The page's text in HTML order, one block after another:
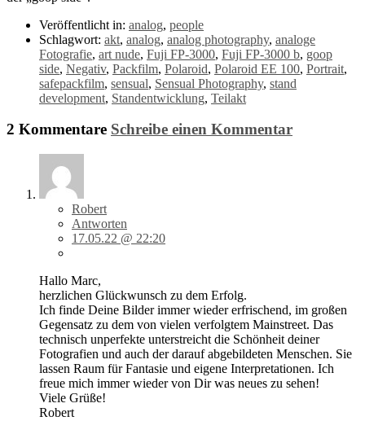
Veröffentlicht in: analog, people
Schlagwort: akt, analog, analog photography, analoge
Fotografie, art nude, Fuji FP-3000, Fuji FP-3000 b, goop
side, Negativ, Packfilm, Polaroid, Polaroid EE 100, Portrait,
safepackfilm, sensual, Sensual Photography, stand
development, Standentwicklung, Teilakt
2 Kommentare Schreibe einen Kommentar
Robert
Antworten
17.05.22 @ 22:20
Hallo Marc,
herzlichen Glückwunsch zu dem Erfolg.
Ich finde Deine Bilder immer wieder erfrischend, im großen
Gegensatz zu dem von vielen verfolgtem Mainstreet. Das
technisch unperfekte unterstreicht die Schönheit deiner
Fotografien und auch der darauf abgebildeten Menschen. Sie
lassen Raum für Fantasie und eigene Interpretationen. Ich
freue mich immer wieder von Dir was neues zu sehen!
Viele Grüße!
Robert